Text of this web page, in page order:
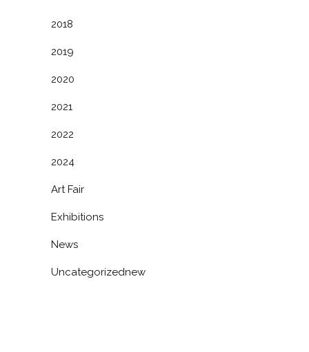
2018
2019
2020
2021
2022
2024
Art Fair
Exhibitions
News
Uncategorizednew